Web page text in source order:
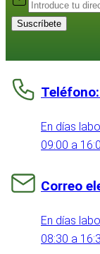
Suscríbete
En días
09:00 a
Correo
En días
08:30 a